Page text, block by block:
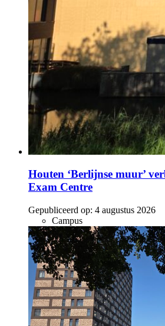
Houten ‘Berlijnse muur’
Exam Centre
Gepubliceerd op: 4 augustus 2026
Campus